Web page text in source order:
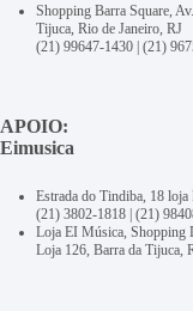
Shopping Barra Square,
Tijuca, Rio de Janeiro, RJ
(21) 99647-1430 (21)
APOIO:
Eimusica
Estrada do Tindiba, 18 loja
(21) 3802-1818 (21)
Loja EI Música, Shopping
Loja 126, Barra da Tijuca,